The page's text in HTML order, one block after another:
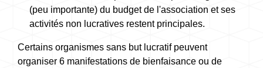
(peu importante) du budget de l'association et ses
activités non lucratives restent principales.
Certains organismes sans but lucratif peuvent
organiser 6 manifestations de bienfaisance ou de